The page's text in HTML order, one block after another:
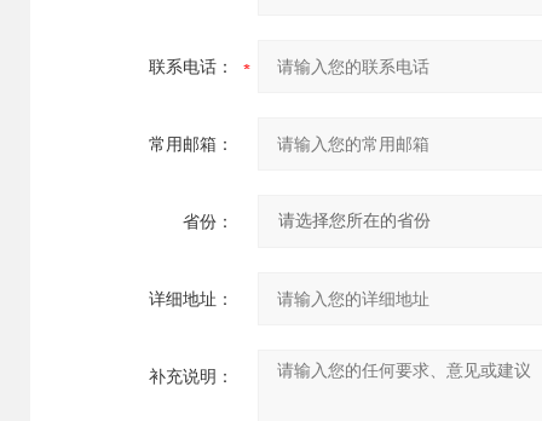
联系电话：
常用邮箱：
省份：
详细地址：
补充说明：